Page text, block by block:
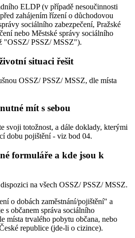
ELDP (v případě nesoučinnosti
zahájením řízení o důchodovou
sociálního zabezpečení, Pražské
nebo Městské správy sociálního
"OSSZ/ PSSZ/ MSSZ").
situaci řešit
OSSZ/ PSSZ/ MSSZ, dle místa
mít s sebou
svoji totožnost, a dále doklady, kterými
dobu pojištění - viz bod 04.
formuláře a kde jsou k
na všech OSSZ/ PSSZ/ MSSZ.
o dobách zaměstnání/pojištění" a
s občanem správa sociálního
místa trvalého pobytu občana, nebo
republice (jde-li o cizince).